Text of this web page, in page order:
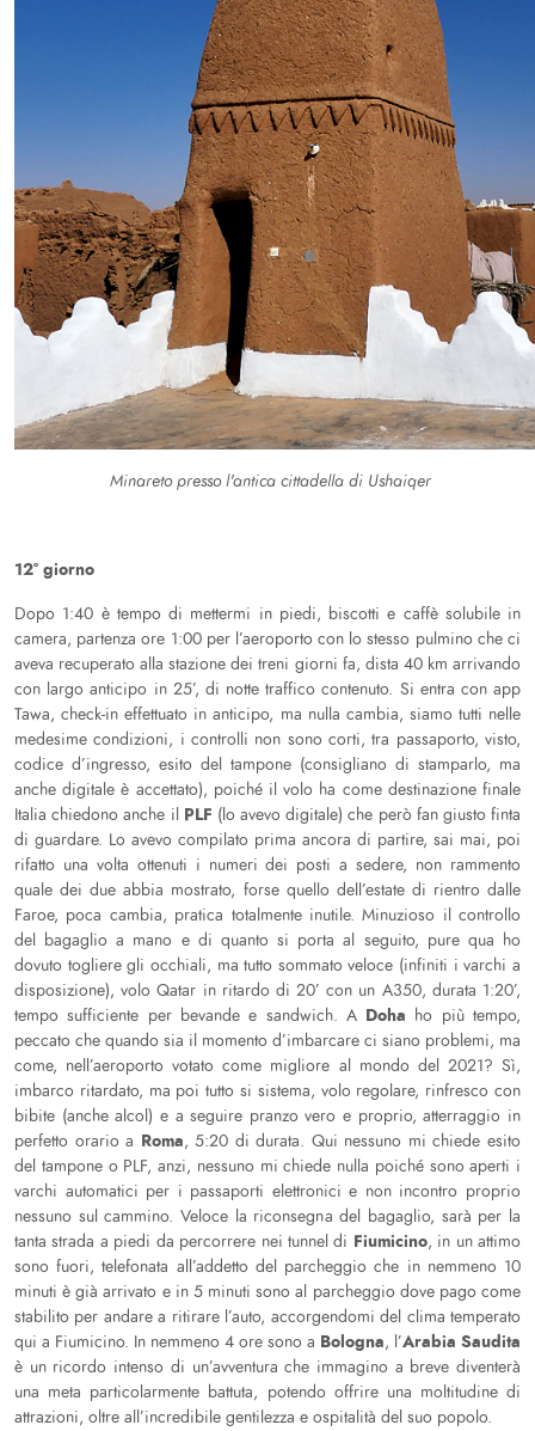
Minareto presso l'antica cittadella di Ushaiqer
12° giorno
Dopo 1:40 è tempo di mettermi in piedi, biscotti e caffè solubile in
camera, partenza ore 1:00 per l’aeroporto con lo stesso pulmino che ci
aveva recuperato alla stazione dei treni giorni fa, dista 40 km arrivando
con largo anticipo in 25’, di notte traffico contenuto. Si entra con app
Tawa, check-in effettuato in anticipo, ma nulla cambia, siamo tutti nelle
medesime condizioni, i controlli non sono corti, tra passaporto, visto,
codice d’ingresso, esito del tampone (consigliano di stamparlo, ma
anche digitale è accettato), poiché il volo ha come destinazione finale
Italia chiedono anche il PLF (lo avevo digitale) che però fan giusto finta
di guardare. Lo avevo compilato prima ancora di partire, sai mai, poi
rifatto una volta ottenuti i numeri dei posti a sedere, non rammento
quale dei due abbia mostrato, forse quello dell’estate di rientro dalle
Faroe, poca cambia, pratica totalmente inutile. Minuzioso il controllo
del bagaglio a mano e di quanto si porta al seguito, pure qua ho
dovuto togliere gli occhiali, ma tutto sommato veloce (infiniti i varchi a
disposizione), volo Qatar in ritardo di 20’ con un A350, durata 1:20’,
tempo sufficiente per bevande e sandwich. A Doha ho più tempo,
peccato che quando sia il momento d’imbarcare ci siano problemi, ma
come, nell’aeroporto votato come migliore al mondo del 2021? Sì,
imbarco ritardato, ma poi tutto si sistema, volo regolare, rinfresco con
bibite (anche alcol) e a seguire pranzo vero e proprio, atterraggio in
perfetto orario a Roma, 5:20 di durata. Qui nessuno mi chiede esito
del tampone o PLF, anzi, nessuno mi chiede nulla poiché sono aperti i
varchi automatici per i passaporti elettronici e non incontro proprio
nessuno sul cammino. Veloce la riconsegna del bagaglio, sarà per la
tanta strada a piedi da percorrere nei tunnel di Fiumicino, in un attimo
sono fuori, telefonata all’addetto del parcheggio che in nemmeno 10
minuti è già arrivato e in 5 minuti sono al parcheggio dove pago come
stabilito per andare a ritirare l’auto, accorgendomi del clima temperato
qui a Fiumicino. In nemmeno 4 ore sono a Bologna, l’Arabia Saudita
è un ricordo intenso di un’avventura che immagino a breve diventerà
una meta particolarmente battuta, potendo offrire una moltitudine di
attrazioni, oltre all’incredibile gentilezza e ospitalità del suo popolo.